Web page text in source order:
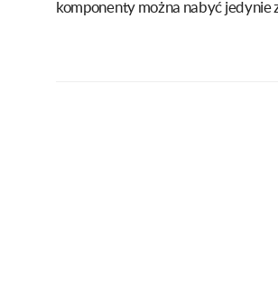
komponenty można nabyć jedynie